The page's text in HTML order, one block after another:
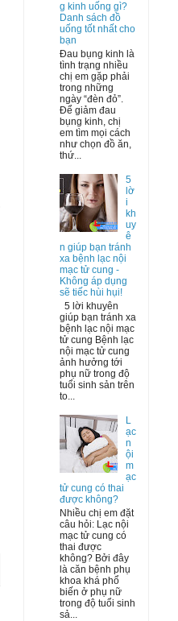
g kinh uống gì?
Danh sách đồ
uống tốt nhất cho
bạn
Đau bụng kinh là
tình trạng nhiều
chị em gặp phải
trong những
ngày “đèn đỏ”.
Để giảm đau
bụng kinh, chị
em tìm mọi cách
như chọn đồ ăn,
thứ...
5
lờ
i
kh
uy
ê
n giúp bạn tránh
xa bệnh lạc nội
mạc tử cung -
Không áp dụng
sẽ tiếc hùi hụi!
5 lời khuyên
giúp bạn tránh xa
bệnh lạc nội mạc
tử cung Bệnh lạc
nội mạc tử cung
ảnh hưởng tới
phụ nữ trong độ
tuổi sinh sản trên
to...
L
ạc
n
ội
m
ạc
tử cung có thai
được không?
Nhiều chị em đặt
câu hỏi: Lạc nội
mạc tử cung có
thai được
không? Bởi đây
là căn bệnh phụ
khoa khá phổ
biến ở phụ nữ
trong độ tuổi sinh
sả...